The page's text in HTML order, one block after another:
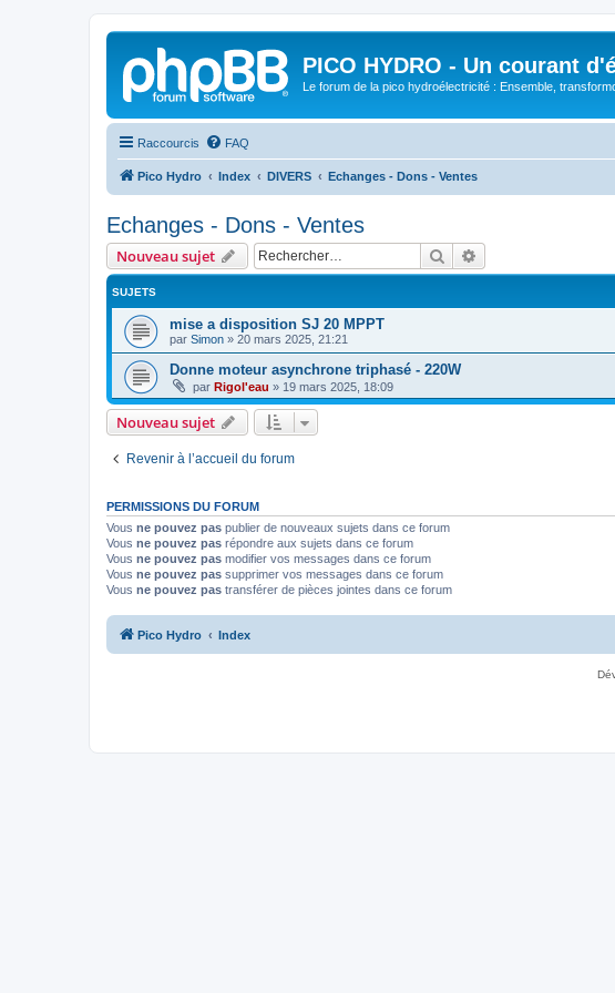
PICO HYDRO - Un courant
Le forum de la pico hydroélectricité : Ensemble,
Raccourcis FAQ
Pico Hydro Index DIVERS Echanges - Dons - Ventes
Echanges - Dons - Ventes
Nouveau sujet Rechercher
SUJETS
mise a disposition SJ 20 MPPT
par Simon » 20 mars 2025, 21:21
Donne moteur asynchrone triphasé - 220W
par Rigol'eau » 19 mars 2025, 18:09
Nouveau sujet
Revenir à l’accueil du forum
PERMISSIONS DU FORUM
Vous ne pouvez pas publier de nouveaux sujets dans ce forum
Vous ne pouvez pas répondre aux sujets dans ce forum
Vous ne pouvez pas modifier vos messages dans ce forum
Vous ne pouvez pas supprimer vos messages dans ce forum
Vous ne pouvez pas transférer de pièces jointes dans ce forum
Pico Hydro Index